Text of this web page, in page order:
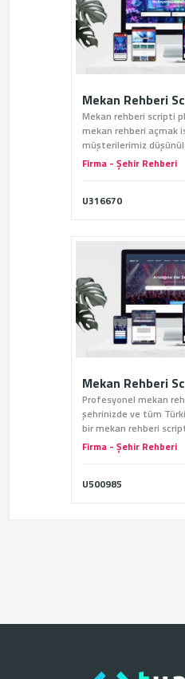
Mekan Rehberi
Mekan rehberi scripti
mekan rehberi açmak
müşterilerimiz
profesyonel bir
Firma - Şehir Rehberi
U316670
Mekan Rehberi
Profesyonel mekan
şehrinizde ve tüm
bir mekan rehberi
Firma - Şehir Rehberi
U500985